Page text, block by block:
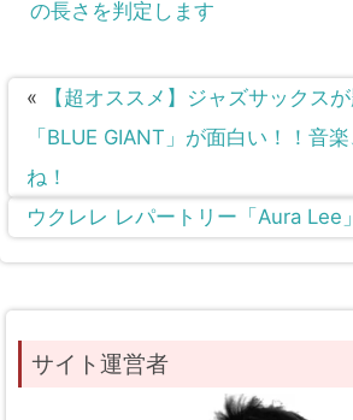
の長さを判定します
«
【超オススメ】ジャズサックス
「BLUE GIANT」が面白い！！音
ね！
ウクレレ レパートリー「Aura Lee
サイト運営者